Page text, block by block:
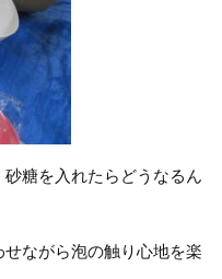
糖を入れたらどうなるん
ながら泡の触り心地を楽